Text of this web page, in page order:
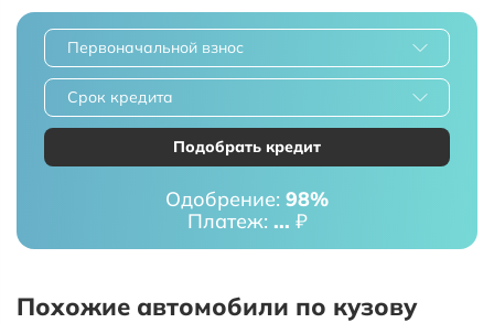
Первоначальной взнос
Срок кредита
Подобрать кредит
Одобрение: 98%
Платеж: ... ₽
Похожие автомобили по кузову